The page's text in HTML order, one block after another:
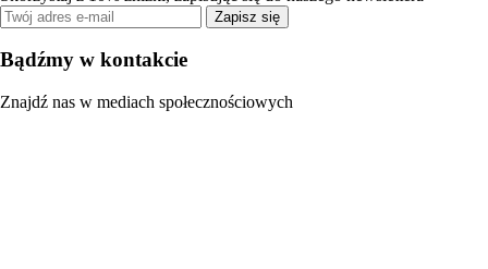
Zapisz się
Bądźmy w kontakcie
Znajdź nas w mediach społecznościowych